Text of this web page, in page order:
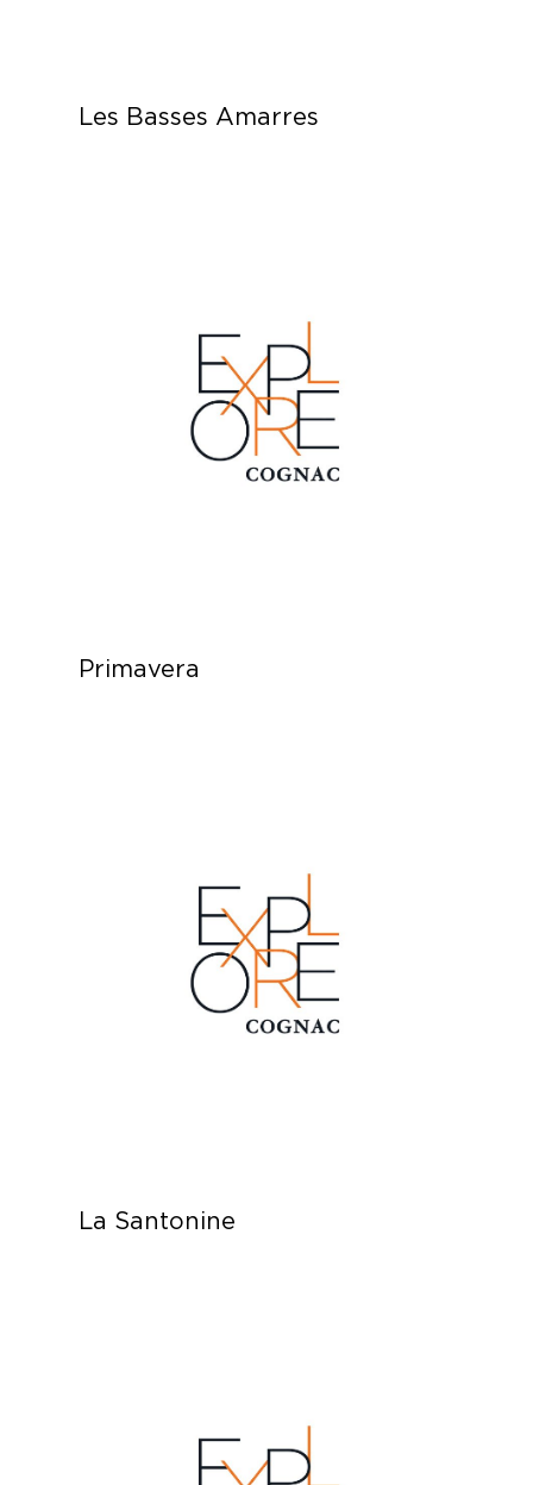
Les Basses Amarres
Primavera
La Santonine